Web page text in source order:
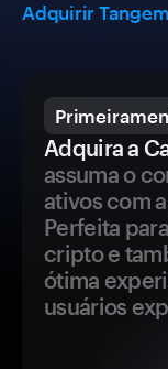
Adquirir Tangem
Adquira a
assuma o
ativos com
Perfeita
cripto e
ótima
usuários